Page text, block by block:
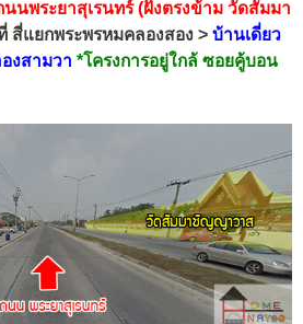
นนพระยาสุเรนทร์ (ฝั่งตรงข้าม วัดสัมมา
สี่แยกพระพรหมคลองสอง > บ้านเดี่ยว
งสามวา *โครงการอยู่ใกล้ ซอยคู้บอน